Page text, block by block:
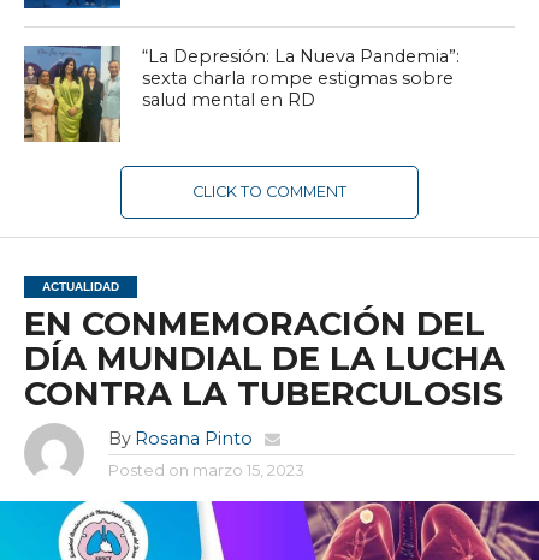
“La Depresión: La Nueva Pandemia”:
sexta charla rompe estigmas sobre
salud mental en RD
CLICK TO COMMENT
ACTUALIDAD
EN CONMEMORACIÓN DEL
DÍA MUNDIAL DE LA LUCHA
CONTRA LA TUBERCULOSIS
By Rosana Pinto
Posted on marzo 15, 2023